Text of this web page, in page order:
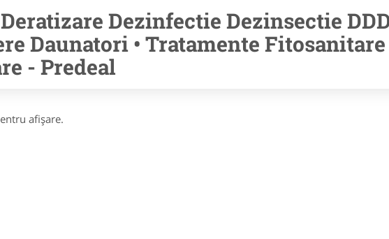
Dezinfectie Dezinsectie
Daunatori • Tratamente Fitosanitare
- Predeal
afişare.